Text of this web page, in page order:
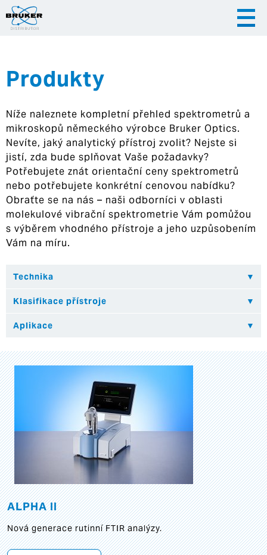
|
Hrvatska
Produkty
Níže naleznete kompletní přehled spektrometrů a
mikroskopů německého výrobce Bruker Optics.
Nevíte, jaký analytický přístroj zvolit? Nejste si
jistí, zda bude splňovat Vaše požadavky?
Potřebujete znát orientační ceny spektrometrů
nebo potřebujete konkrétní cenovou nabídku?
Obraťte se na nás – naši odborníci v oblasti
molekulové vibrační spektrometrie Vám pomůžou
s výběrem vhodného přístroje a jeho uzpůsobením
Vám na míru.
ALPHA II
Nová generace rutinní FTIR analýzy.